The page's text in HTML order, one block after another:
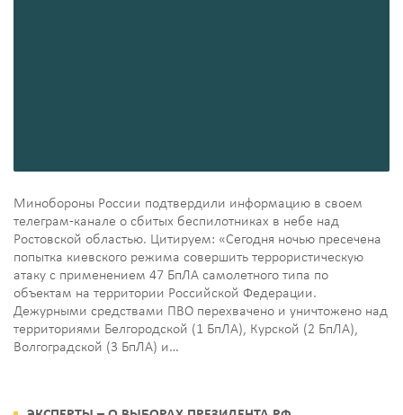
Минобороны России подтвердили информацию в своем
телеграм-канале о сбитых беспилотниках в небе над
Ростовской областью. Цитируем: «Сегодня ночью пресечена
попытка киевского режима совершить террористическую
атаку c применением 47 БпЛА самолетного типа по
объектам на территории Российской Федерации.
Дежурными средствами ПВО перехвачено и уничтожено над
территориями Белгородской (1 БпЛА), Курской (2 БпЛА),
Волгоградской (3 БпЛА) и…